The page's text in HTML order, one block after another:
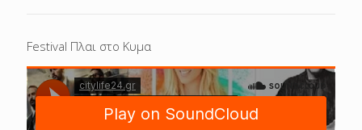
Festival Πλαι στο Κυμα